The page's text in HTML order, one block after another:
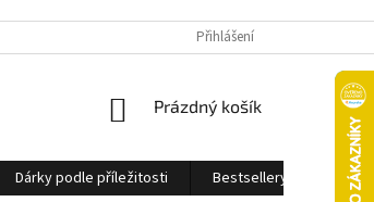
Přihlášení
NÁKUPNÍ
Prázdný košík
Dárky podle příležitosti Bestsellery